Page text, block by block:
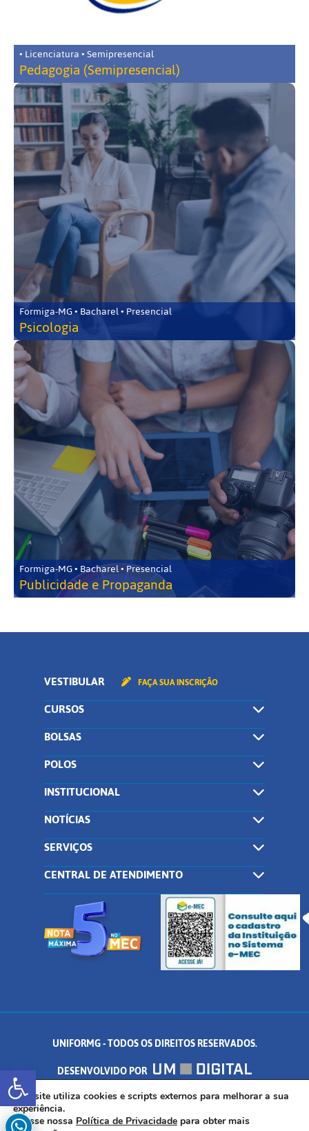
Abrir a barra de ferramentas
• Licenciatura • Semipresencial
Pedagogia (Semipresencial)
Formiga-MG • Bacharel • Presencial
Psicologia
Formiga-MG • Bacharel • Presencial
Publicidade e Propaganda
VESTIBULAR FAÇA SUA INSCRIÇÃO
CURSOS
BOLSAS
POLOS
INSTITUCIONAL
NOTÍCIAS
SERVIÇOS
CENTRAL DE ATENDIMENTO
UNIFORMG - TODOS OS DIREITOS RESERVADOS.
DESENVOLVIDO POR
AV. DR. ARNALDO DE SENNA, 328 - PALMEIRAS, FORMIGA/MG - CEP:
35.574.530
Este site utiliza cookies e scripts externos para melhorar a sua
experiência.
Acesse nossa Política de Privacidade para obter mais